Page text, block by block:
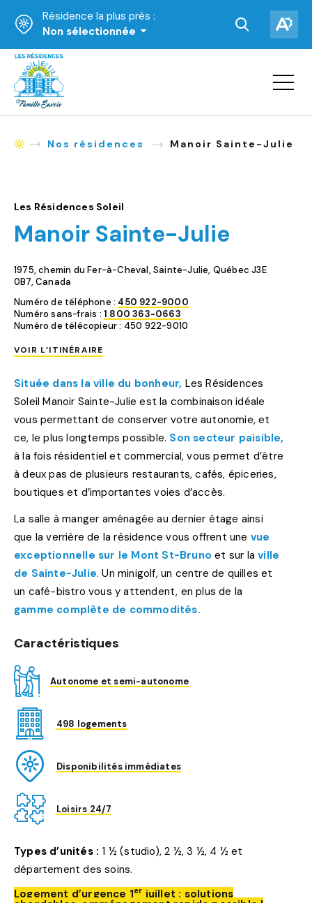
Résidence la plus près :
Non sélectionnée
Ouvrir
la
recherche.
la
Accueil
Ouvrir
la
AccueilNos résidences Manoir Sainte-Julie
Les Résidences Soleil
Manoir Sainte-Julie
1975, chemin du Fer-à-Cheval, Sainte-Julie, Québec J3E
0B7, Canada
Numéro de téléphone : 450 922-9000
Numéro sans-frais : 1 800 363-0663
Numéro de télécopieur : 450 922-9010
VOIR L’ITINÉRAIRE
Située dans la ville du bonheur, Les Résidences
Soleil Manoir Sainte-Julie est la combinaison idéale
vous permettant de conserver votre autonomie, et
ce, le plus longtemps possible. Son secteur paisible,
à la fois résidentiel et commercial, vous permet d’être
à deux pas de plusieurs restaurants, cafés, épiceries,
boutiques et d’importantes voies d’accès.
La salle à manger aménagée au dernier étage ainsi
que la verrière de la résidence vous offrent une vue
exceptionnelle sur le Mont St-Bruno et sur laville
de Sainte-Julie. Un minigolf, un centre de quilles et
un café-bistro vous y attendent, en plus de la
gamme complète de commodités.
Caractéristiques
Autonome et semi-autonome
498 logements
Disponibilités immédiates
Loisirs 24/7
Types d’unités : 1 ½ (studio), 2 ½, 3 ½, 4 ½ et
département des soins.
Logement d’urgence 1er juillet : solutions